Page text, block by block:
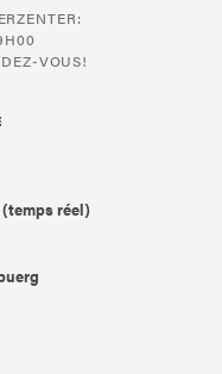
VOUS!
réel)